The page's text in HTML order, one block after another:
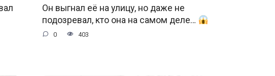
Он выгнал её на улицу, но даже не
подозревал, кто она на самом деле…
0 403